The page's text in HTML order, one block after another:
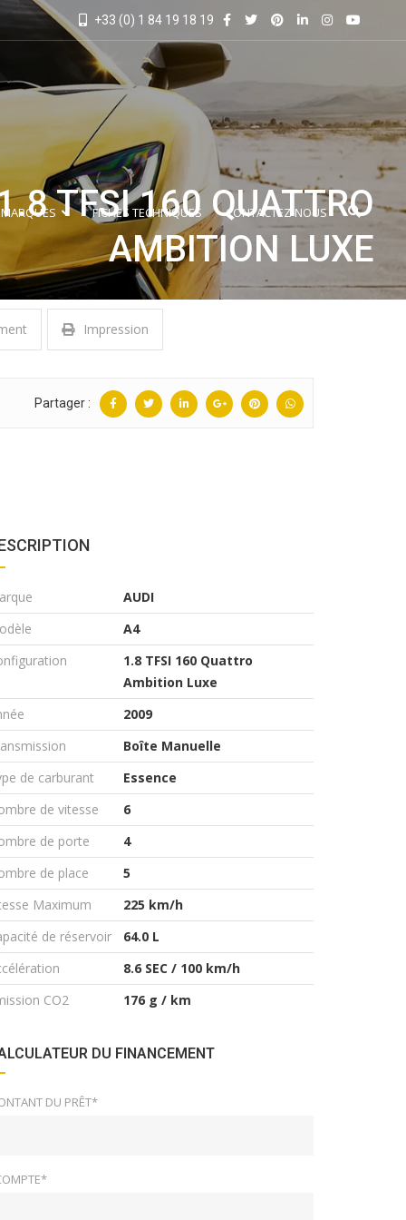
+33 (0) 1 84 19 18 19
FICHES TECHNIQUES CONTACTEZ-NOUS
TFSI 160 QUATTRO
AMBITION LUXE
Impression
Partager :
AUDI
A4
1.8 TFSI 160 Quattro
Ambition Luxe
2009
Boîte Manuelle
de carburant
Essence
de vitesse
6
de porte
4
de place
5
Maximum
225 km/h
de réservoir
64.0 L
8.6 SEC / 100 km/h
CO2
176 g / km
DU FINANCEMENT
DU PRÊT*